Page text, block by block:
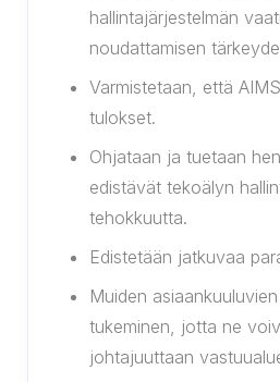
hallintajärjestelmän
noudattamisen
Varmistetaan, että
tulokset.
Ohjataan ja tuetaan
edistävät tekoälyn
tehokkuutta.
Edistetään jatkuvaa
Muiden
tukeminen, jotta ne
johtajuuttaan